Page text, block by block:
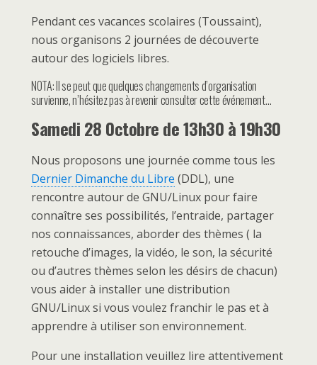
Pendant ces vacances scolaires (Toussaint),
nous organisons 2 journées de découverte
autour des logiciels libres.
NOTA: Il se peut que quelques changements d’organisation
survienne, n’hésitez pas à revenir consulter cette événement…
Samedi 28 0ctobre de 13h30 à 19h30
Nous proposons une journée comme tous les
Dernier Dimanche du Libre (DDL), une
rencontre autour de GNU/Linux pour faire
connaître ses possibilités, l’entraide, partager
nos connaissances, aborder des thèmes ( la
retouche d’images, la vidéo, le son, la sécurité
ou d’autres thèmes selon les désirs de chacun)
vous aider à installer une distribution
GNU/Linux si vous voulez franchir le pas et à
apprendre à utiliser son environnement.
Pour une installation veuillez lire attentivement